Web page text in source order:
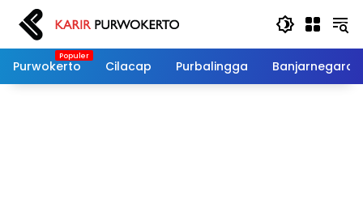
Langsung
konten
Purwokerto
Cilacap Purbalingga Banjarnegara